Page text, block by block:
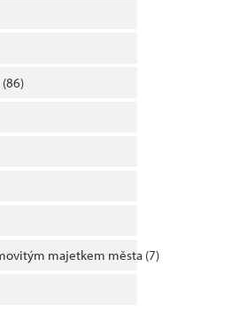
(86)
majetkem města (7)